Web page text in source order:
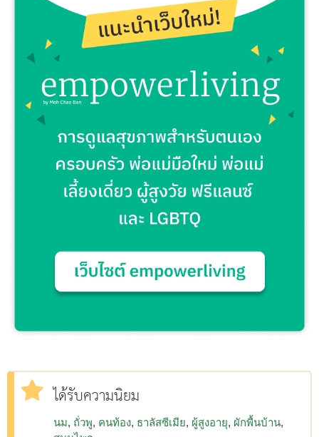
ได้รับความนิยม
นม ถั่วพู คนท้อง ธาลัสซีเมีย ผู้สูงอายุ ผักพื้นบ้าน